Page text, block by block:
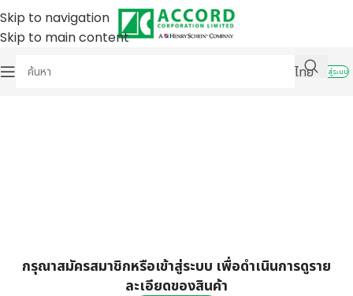
Skip to navigation
Skip to main content
ไทย
เข้าสู่ระบบ
กรุณาสมัครสมาชิกหรือเข้าสู่ระบบ เพื่อดำเนินการดูราย
ละเอียดของสินค้า